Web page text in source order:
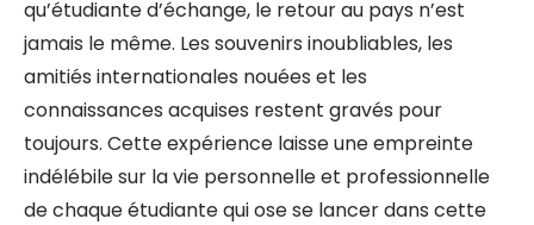
qu’étudiante d’échange, le retour au pays n’est
jamais le même. Les souvenirs inoubliables, les
amitiés internationales nouées et les
connaissances acquises restent gravés pour
toujours. Cette expérience laisse une empreinte
indélébile sur la vie personnelle et professionnelle
de chaque étudiante qui ose se lancer dans cette